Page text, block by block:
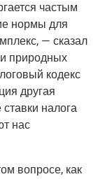
частым
нор­мы для
— ска­зал
при­род­ных
кодекс
дру­гая
нало­га
нас
вопро­се, как